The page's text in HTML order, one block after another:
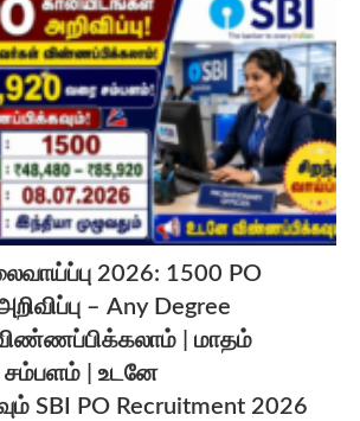
2026: 1500 PO
– Any Degree
| மாதம்
| உடனே
SBI PO Recruitment 2026